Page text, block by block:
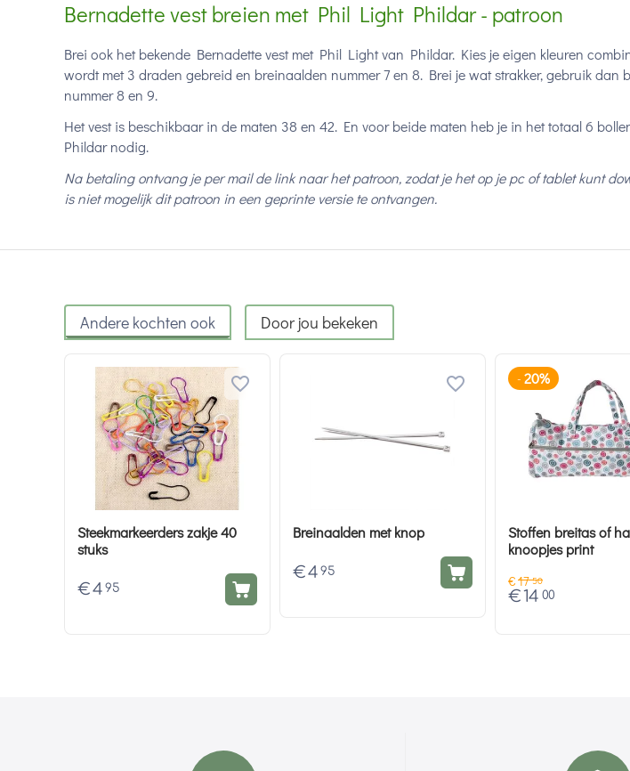
Bernadette vest breien met Phil Light Phildar - patroon
Brei ook het bekende Bernadette vest met Phil Light van Phildar. Kies je eigen kleuren
wordt met 3 draden gebreid en breinaalden nummer 7 en 8. Brei je wat strakker, gebruik dan
nummer 8 en 9.
Het vest is beschikbaar in de maten 38 en 42. En voor beide maten heb je in het totaal 6
Phildar nodig.
Na betaling ontvang je per mail de link naar het patroon, zodat je het op je pc of tablet kunt
is niet mogelijk dit patroon in een geprinte versie te ontvangen.
Andere kochten ook Door jou bekeken
Steekmarkeerders zakje 40
stuks
€4 95
Breinaalden met knop
€4 95
- 20%
Stoffen breitas of
knoopjes print
€17 50
€14 00